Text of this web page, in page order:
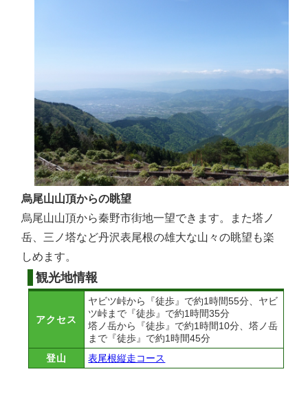
烏尾山山頂からの眺望
烏尾山山頂から秦野市街地一望できます。また塔ノ
岳、三ノ塔など丹沢表尾根の雄大な山々の眺望も楽
しめます。
観光地情報
アクセス
ヤビツ峠から『徒歩』で約1時間55分、ヤビ
ツ峠まで『徒歩』で約1時間35分
塔ノ岳から『徒歩』で約1時間10分、塔ノ岳
まで『徒歩』で約1時間45分
登山
表尾根縦走コース